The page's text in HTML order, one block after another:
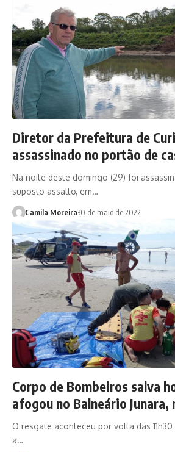
Diretor da Prefeitura de
assassinado no portão de
Na noite deste domingo (29) foi
suposto assalto, em…
Camila Moreira30 de maio de 2022
Corpo de Bombeiros salva
afogou no Balneário
O resgate aconteceu por volta das 11h30
a…